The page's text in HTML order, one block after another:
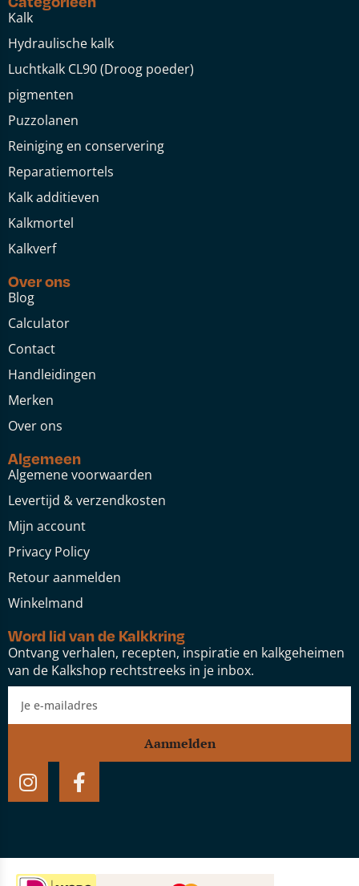
Kalk
Hydraulische kalk
Luchtkalk CL90 (Droog poeder)
pigmenten
Puzzolanen
Reiniging en conservering
Reparatiemortels
Kalk additieven
Kalkmortel
Kalkverf
Over ons
Blog
Calculator
Contact
Handleidingen
Merken
Over ons
Algemeen
Algemene voorwaarden
Levertijd & verzendkosten
Mijn account
Privacy Policy
Retour aanmelden
Winkelmand
Word lid van de Kalkkring
Ontvang verhalen, recepten, inspiratie en kalkgeheimen
van de Kalkshop rechtstreeks in je inbox.
Aanmelden